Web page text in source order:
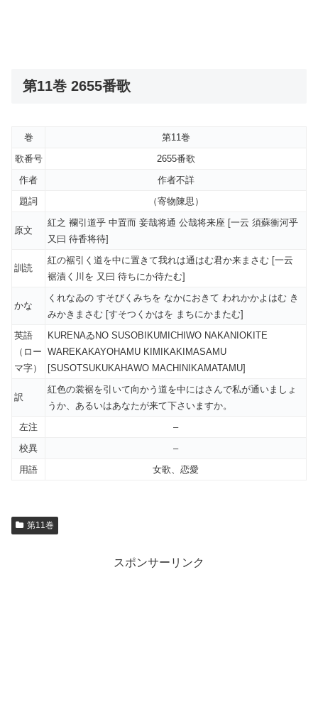
第11巻 2655番歌
巻
第11巻
歌番号
2655番歌
作者
作者不詳
題詞
（寄物陳思）
原文
紅之 襴引道乎 中置而 妾哉将通 公哉将来座 [一云 須蘇衝河乎
又曰 待香将待]
訓読
紅の裾引く道を中に置きて我れは通はむ君か来まさむ [一云
裾漬く川を 又曰 待ちにか待たむ]
かな
くれなゐの すそびくみちを なかにおきて われかかよはむ き
みかきまさむ [すそつくかはを まちにかまたむ]
英語
（ロー
マ字）
KURENAゐNO SUSOBIKUMICHIWO NAKANIOKITE
WAREKAKAYOHAMU KIMIKAKIMASAMU
[SUSOTSUKUKAHAWO MACHINIKAMATAMU]
訳
紅色の裳裾を引いて向かう道を中にはさんで私が通いましょ
うか、あるいはあなたが来て下さいますか。
左注
–
校異
–
用語
女歌、恋愛
第11巻
スポンサーリンク